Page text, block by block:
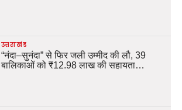
उत्तराखंड
“नंदा–सुनंदा” से फिर जली उम्मीद की लौ, 39
बालिकाओं को ₹12.98 लाख की सहायता…